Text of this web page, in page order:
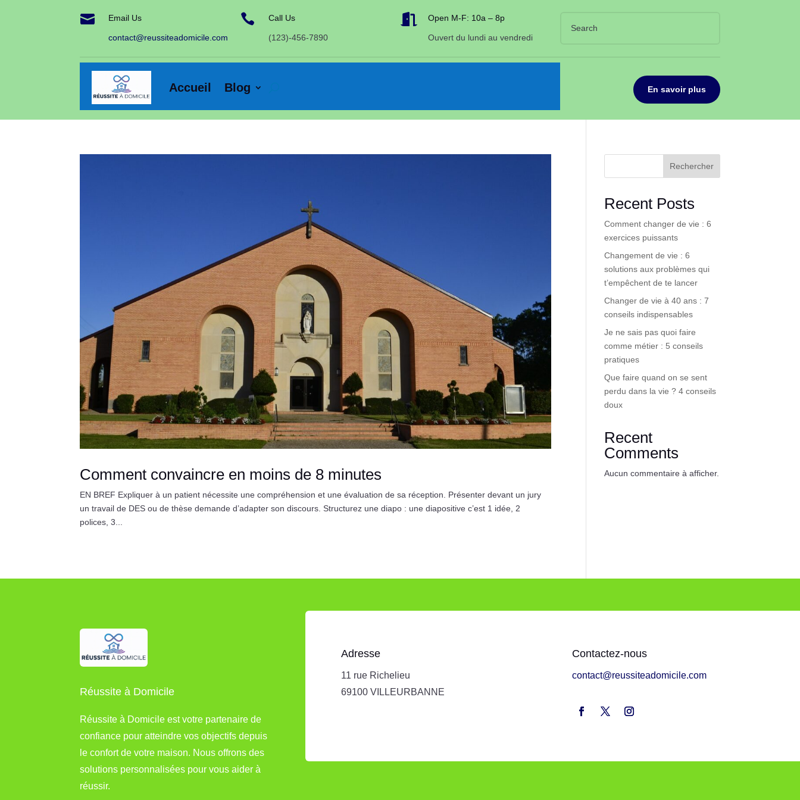
 Email Us
contact@reussiteadomicile.com
 Call Us
(123)-456-7890
 Open M-F: 10a – 8p
Ouvert du lundi au vendredi
Accueil Blog En savoir plus
Comment convaincre en moins de 8 minutes
EN BREF Expliquer à un patient nécessite une compréhension et une évaluation de sa réception. Présenter devant un jury
un travail de DES ou de thèse demande d’adapter son discours. Structurez une diapo : une diapositive c’est 1 idée, 2
polices, 3...
Rechercher
Recent Posts
Comment changer de vie : 6
exercices puissants
Changement de vie : 6
solutions aux problèmes qui
t’empêchent de te lancer
Changer de vie à 40 ans : 7
conseils indispensables
Je ne sais pas quoi faire
comme métier : 5 conseils
pratiques
Que faire quand on se sent
perdu dans la vie ? 4 conseils
doux
Recent
Comments
Aucun commentaire à afficher.
Réussite à Domicile
Réussite à Domicile est votre partenaire de
confiance pour atteindre vos objectifs depuis
le confort de votre maison. Nous offrons des
solutions personnalisées pour vous aider à
réussir.
Adresse
11 rue Richelieu
69100 VILLEURBANNE
Contactez-nous
contact@reussiteadomicile.com